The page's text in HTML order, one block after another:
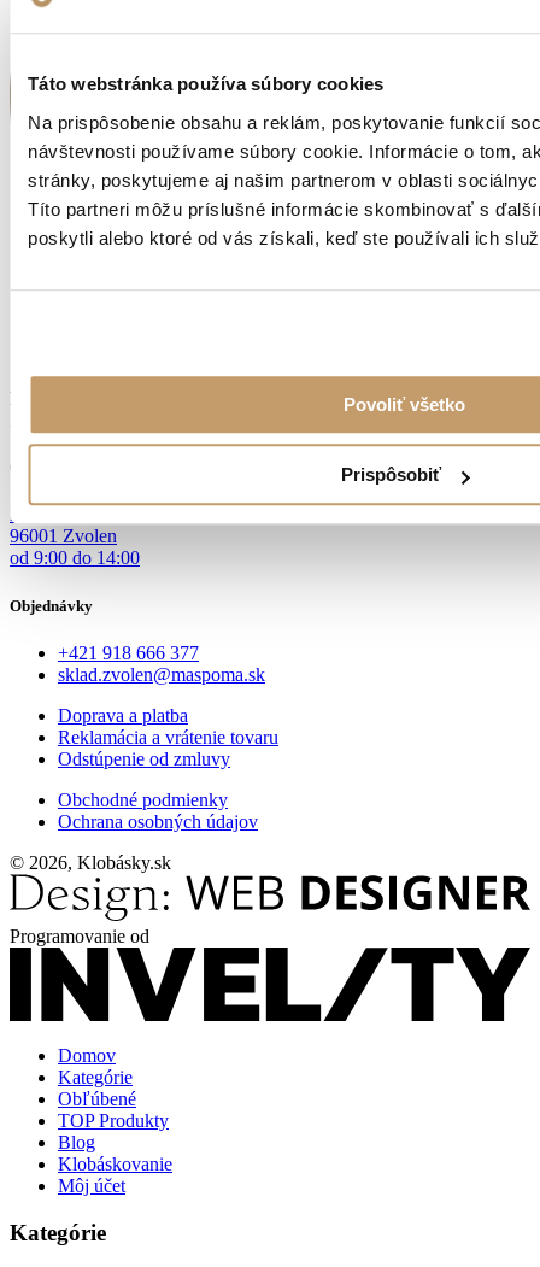
Táto webstránka používa súbory cookies
Na prispôsobenie obsahu a reklám, poskytovanie funkcií
návštevnosti používame súbory cookie. Informácie o tom,
stránky, poskytujeme aj našim partnerom v oblasti
Títo partneri môžu príslušné informácie skombinovať s
poskytli alebo ktoré od vás získali, keď ste používali ich
Povoliť všetko
Prispôsobiť
KVALITNÁ OCEĽ
Osobný odber
Dobronivská cesta č.6
96001 Zvolen
od 9:00 do 14:00
Objednávky
+421 918 666 377
sklad.zvolen@maspoma.sk
Doprava a platba
Reklamácia a vrátenie tovaru
Odstúpenie od zmluvy
Obchodné podmienky
Ochrana osobných údajov
© 2026, Klobásky.sk
Programovanie od
Domov
Kategórie
Obľúbené
TOP Produkty
Blog
Klobáskovanie
Môj účet
Kategórie